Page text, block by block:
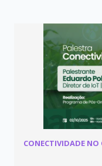
CONECTIVIDADE NO